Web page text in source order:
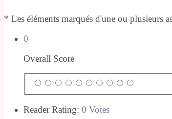
* Les éléments marqués d'une ou plusieurs
0
Overall Score
Reader Rating: 0 Votes